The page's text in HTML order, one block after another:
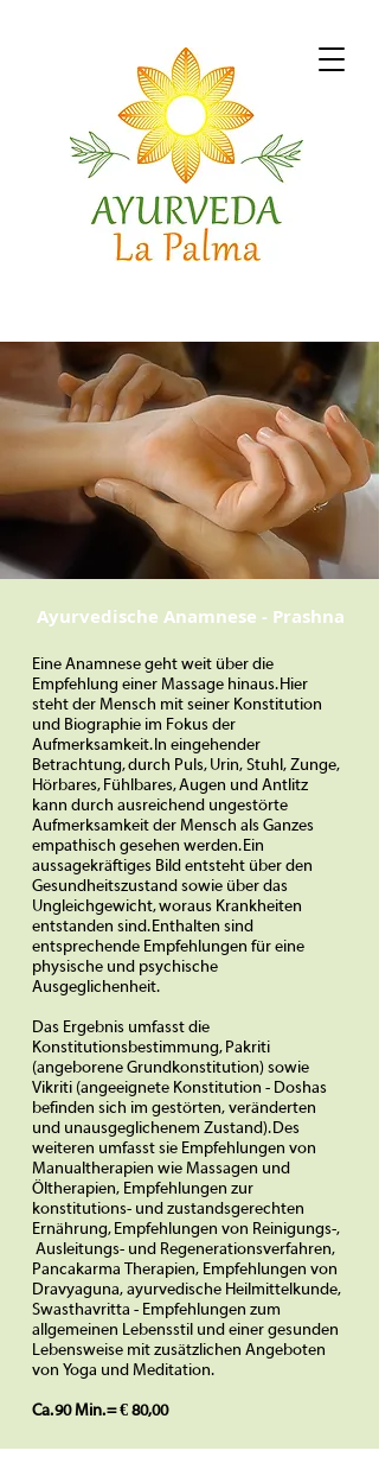
Ayurvedische Anamnese - Prashna
Eine Anamnese geht weit über die
Empfehlung einer Massage hinaus. Hier
steht der Mensch mit seiner Konstitution
und Biographie im Fokus der
Aufmerksamkeit. In eingehender
Betrachtung, durch Puls, Urin, Stuhl, Zunge,
Hörbares, Fühlbares, Augen und Antlitz
kann durch ausreichend ungestörte
Aufmerksamkeit der Mensch als Ganzes
empathisch gesehen werden. Ein
aussagekräftiges Bild entsteht über den
Gesundheitszustand sowie über das
Ungleichgewicht, woraus Krankheiten
entstanden sind. Enthalten sind
entsprechende Empfehlungen für eine
physische und psychische
Ausgeglichenheit.
Das Ergebnis umfasst die
Konstitutionsbestimmung, Pakriti
(angeborene Grundkonstitution) sowie
Vikriti (angeeignete Konstitution - Doshas
befinden sich im gestörten, veränderten
und unausgeglichenem Zustand). Des
weiteren umfasst sie Empfehlungen von
Manualtherapien wie Massagen und
Öltherapien, Empfehlungen zur
konstitutions- und zustandsgerechten
Ernährung, Empfehlungen von Reinigungs-,
Ausleitungs- und Regenerationsverfahren,
Pancakarma Therapien, Empfehlungen von
Dravyaguna, ayurvedische Heilmittelkunde,
Swasthavritta - Empfehlungen zum
allgemeinen Lebensstil und einer gesunden
Lebensweise mit zusätzlichen Angeboten
von Yoga und Meditation.
Ca. 90 Min. = € 80,00